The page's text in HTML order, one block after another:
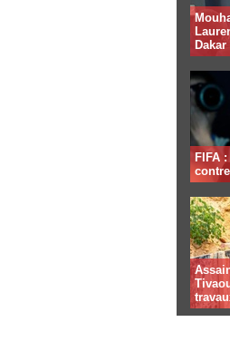
Dakar
FIFA